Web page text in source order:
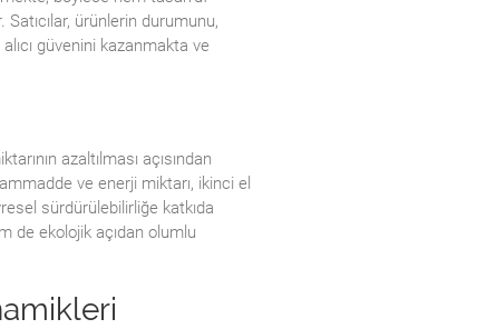
ürünlerin durumunu,
güvenini kazanmakta ve
azaltılması açısından
ve enerji miktarı, ikinci el
sürdürülebilirliğe katkıda
de ekolojik açıdan olumlu